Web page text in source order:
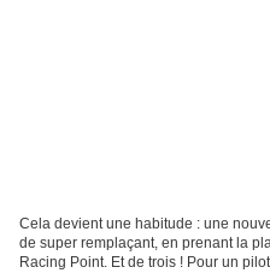
Cela devient une habitude : une
de super remplaçant, en prenant la
Racing Point. Et de trois ! Pour un